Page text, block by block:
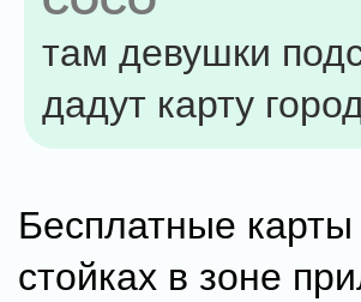
там девушки
дадут карту
Бесплатные
стойках в зоне